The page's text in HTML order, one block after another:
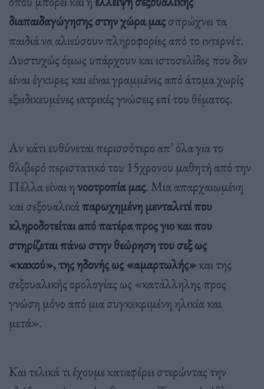
διαπαιδαγώγησης στην χώρα μαςσπρώχνει τα
παιδιά να αλιεύσουν πληροφορίες από το ιντερνέτ.
Δυστυχώς όμως υπάρχουν και ιστοσελίδες που δεν
είναι έγκυρες και είναι γραμμένες από άτομα χωρίς
εξειδικευμένες ιατρικές γνώσεις επί του θέματος.
Αν κάτι ευθύνεται περισσότερο απ’ όλα για το
θλιβερό περιστατικό του 15χρονου μαθητή από την
Πέλλα είναι ηνοοτροπία μας. Μια απαρχαιωμένη
και σεξουαλικάπαρωχημένη μενταλιτέ που
κληροδοτείται από πατέρα προς γιο και που
στηρίζεται πάνω στην θεώρηση του σεξ ως
«κακού», της ηδονής ως «αμαρτωλής»και της
σεξουαλικής ορολογίας ως «κατάλληλης προς
γνώση μόνο από μια συγκεκριμένη ηλικία και
μετά».
Και τελικά τι έχουμε καταφέρει στερώντας την